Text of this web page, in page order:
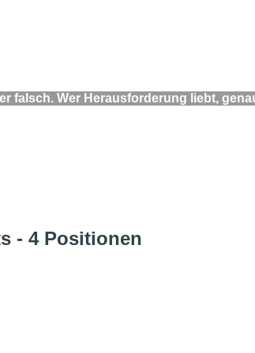
falsch. Wer Herausforderung liebt,
- 4 Positionen